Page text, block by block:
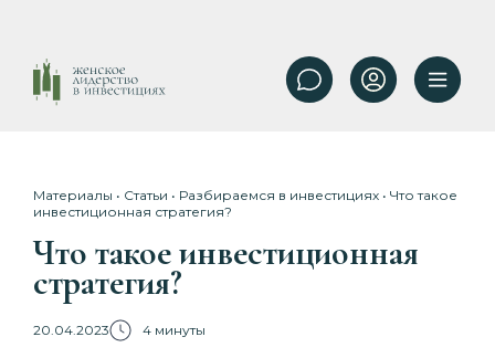
Материалы • Статьи • Разбираемся в инвестициях • Что такое
инвестиционная стратегия?
Что такое инвестиционная
стратегия?
20.04.2023 4 минуты